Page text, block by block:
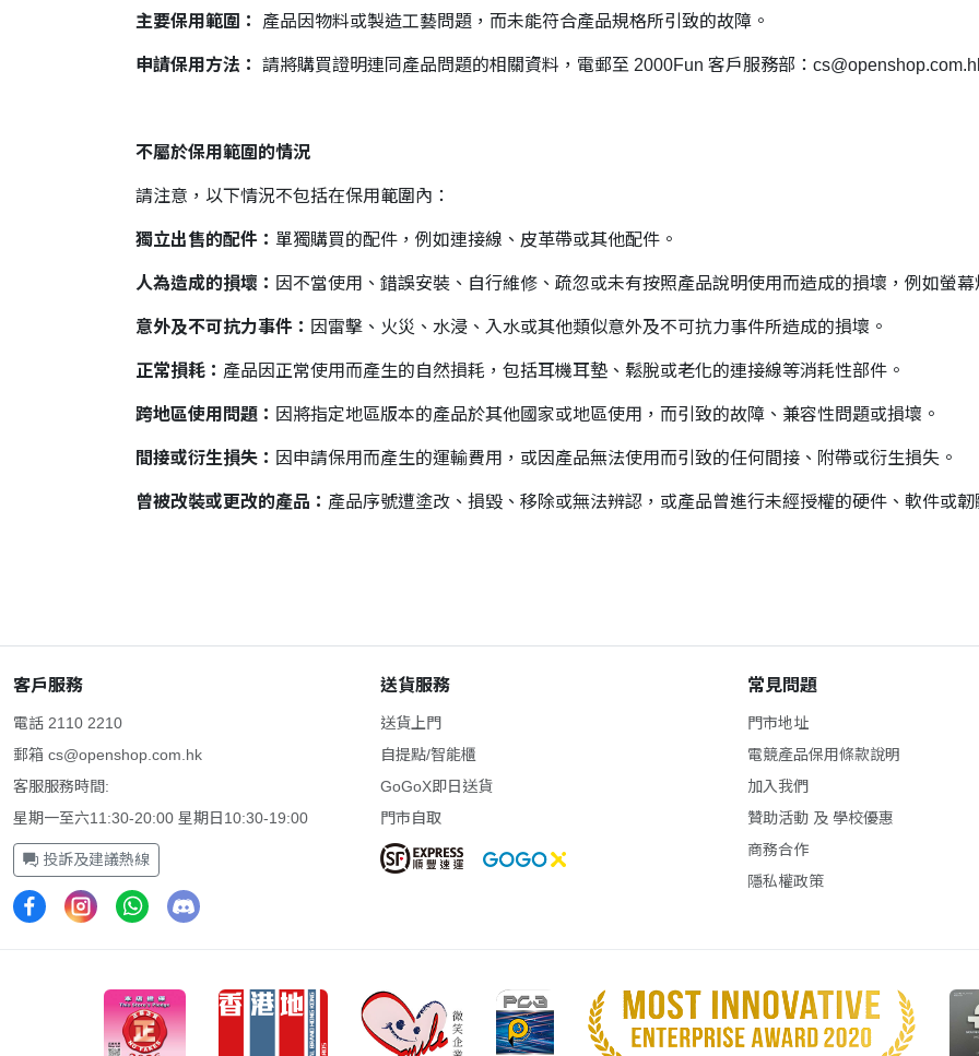
主要保用範圍： 產品因物料或製造工藝問題，而未能符合產品規格所引致的故障。
申請保用方法： 請將購買證明連同產品問題的相關資料，電郵至 2000Fun 客戶服務部：
不屬於保用範圍的情況
請注意，以下情況不包括在保用範圍內：
獨立出售的配件： 單獨購買的配件，例如連接線、皮革帶或其他配件。
人為造成的損壞： 因不當使用、錯誤安裝、自行維修、疏忽或未有按照產品說明使用而造成的損壞，例如螢
意外及不可抗力事件： 因雷擊、火災、水浸、入水或其他類似意外及不可抗力事件所造成的損壞。
正常損耗： 產品因正常使用而產生的自然損耗，包括耳機耳墊、鬆脫或老化的連接線等消耗性部件。
跨地區使用問題： 因將指定地區版本的產品於其他國家或地區使用，而引致的故障、兼容性問題或損壞。
間接或衍生損失： 因申請保用而產生的運輸費用，或因產品無法使用而引致的任何間接、附帶或衍生損失。
曾被改裝或更改的產品： 產品序號遭塗改、損毀、移除或無法辨認，或產品曾進行未經授權的硬件、軟件或
客戶服務
電話 2110 2210
郵箱 cs@openshop.com.hk
客服服務時間:
星期一至六11:30-20:00 星期日10:30-19:00
投訴及建議熱線
送貨服務
送貨上門
自提點/智能櫃
GoGoX即日送貨
門市自取
常見問題
門市地址
電競產品保用條款說明
加入我們
贊助活動 及 學校優惠
商務合作
隱私權政策